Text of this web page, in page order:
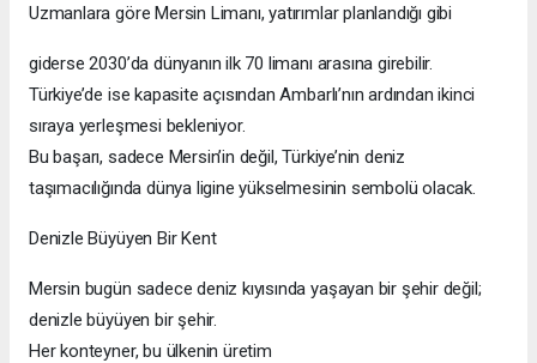
Uzmanlara göre Mersin Limanı, yatırımlar planlandığı gibi
giderse 2030’da dünyanın ilk 70 limanı arasına girebilir.
Türkiye’de ise kapasite açısından Ambarlı’nın ardından ikinci
sıraya yerleşmesi bekleniyor.
Bu başarı, sadece Mersin’in değil, Türkiye’nin deniz
taşımacılığında dünya ligine yükselmesinin sembolü olacak.
Denizle Büyüyen Bir Kent
Mersin bugün sadece deniz kıyısında yaşayan bir şehir değil;
denizle büyüyen bir şehir.
Her konteyner, bu ülkenin üretim